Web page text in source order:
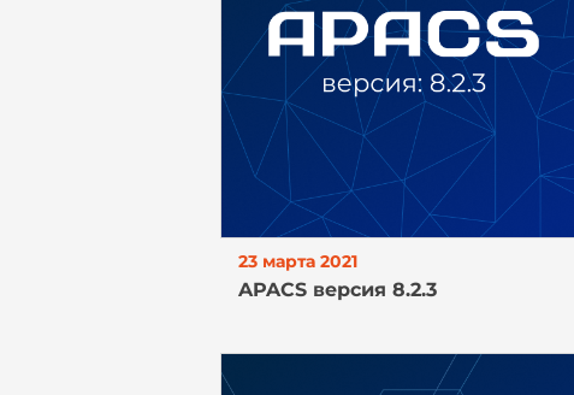
23 марта 2021
APACS версия 8.2.3